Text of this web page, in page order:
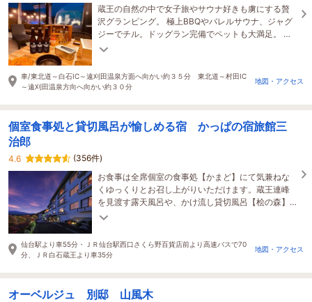
蔵王の自然の中で女子旅やサウナ好きも虜にする贅
沢グランピング。 極上BBQやバレルサウナ、ジャグ
ジーでチル。ドッグラン完備でペットも大満足。 家
族みんなでゆったり癒される非日常を手ぶらで満
車/東北道～白石IC～遠刈田温泉方面へ向かい約３５分 東北道～村田IC
～遠刈田温泉方向へ向かい約３０分
地図・アクセス
個室食事処と貸切風呂が愉しめる宿 かっぱの宿旅館三
治郎
4.6
(356件)
お食事は全席個室の食事処【かまど】にて気兼ねな
くゆっくりとお召し上がりいただけます。蔵王連峰
を見渡す露天風呂や、かけ流し貸切風呂【桧の森】
を含む全12種類の湯舟でココロとカラダを癒しませ
仙台駅より車55分・ＪＲ仙台駅西口さくら野百貨店前より高速バスで70
分、ＪＲ白石蔵王より車35分
地図・アクセス
オーベルジュ 別邸 山風木